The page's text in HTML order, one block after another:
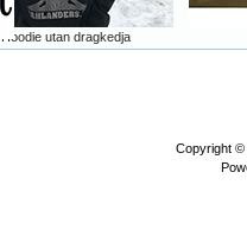
Hoodie utan dragkedja
Copyright